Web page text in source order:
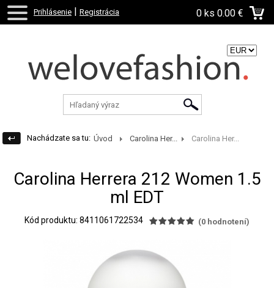
Prihlásenie | Registrácia 0 ks 0.00 €
Nachádzate sa tu: Úvod Carolina Her... Carolina Her...
Carolina Herrera 212 Women 1.5
ml EDT
Kód produktu: 8411061722534 (0 hodnotení)